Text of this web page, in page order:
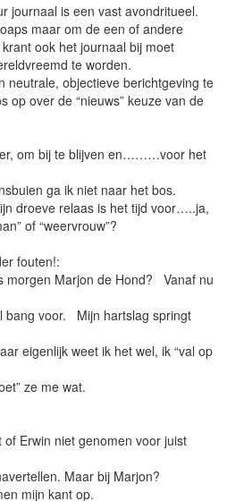
journaal is een vast avondritueel.
maar om de een of andere
ook het journaal bij moet
te worden.
neutrale, objectieve berichtgeving te
op over de “nieuws” keuze van de
om bij te blijven en………voor het
ga ik niet naar het bos.
droeve relaas is het tijd voor…..ja,
of “weervrouw”?
fouten!:
morgen Marjon de Hond? Vanaf nu
bang voor. Mijn hartslag springt
eigenlijk weet ik het wel, ik “val op
ze me wat.
Erwin niet genomen voor juist
Maar bij Marjon?
mijn kant op.